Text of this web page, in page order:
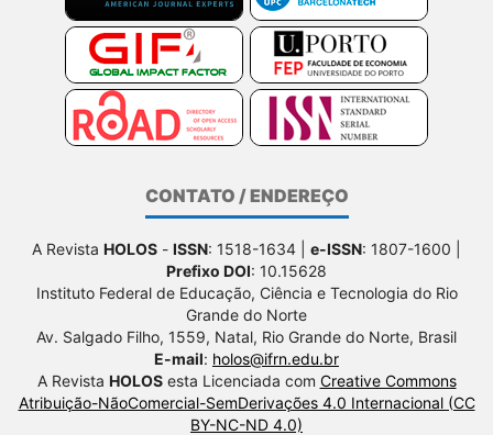
CONTATO / ENDEREÇO
A Revista HOLOS - ISSN: 1518-1634 | e-ISSN: 1807-1600 |
Prefixo DOI: 10.15628
Instituto Federal de Educação, Ciência e Tecnologia do Rio
Grande do Norte
Av. Salgado Filho, 1559, Natal, Rio Grande do Norte, Brasil
E-mail: holos@ifrn.edu.br
A Revista HOLOSesta Licenciada com Creative Commons
Atribuição-NãoComercial-SemDerivações 4.0 Internacional (CC
BY-NC-ND 4.0)